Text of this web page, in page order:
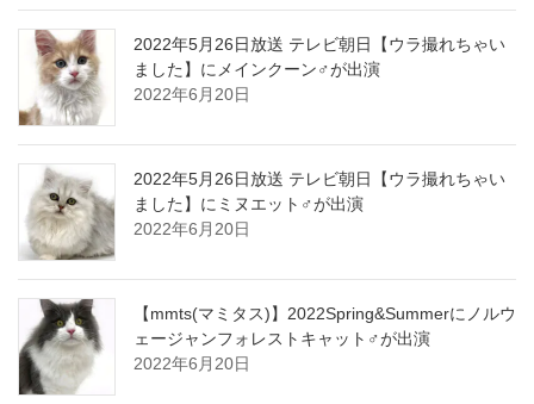
2022年5月26日放送 テレビ朝日【ウラ撮れちゃい
ました】にメインクーン♂が出演
2022年6月20日
2022年5月26日放送 テレビ朝日【ウラ撮れちゃい
ました】にミヌエット♂が出演
2022年6月20日
【mmts(マミタス)】2022Spring&Summerにノルウ
ェージャンフォレストキャット♂が出演
2022年6月20日